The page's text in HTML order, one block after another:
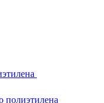
полиэтилена